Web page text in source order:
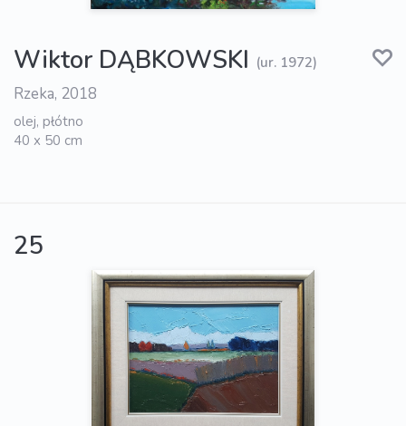
Wiktor DĄBKOWSKI (ur. 1972)
Rzeka, 2018
olej, płótno
40 x 50 cm
25